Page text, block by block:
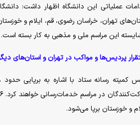
تهران، خراسان رضوی، قم، ایلام و
این مراسم ملی و مذهبی به کار بسته است.
پردیس‌ها و مواکب در تهران و استان‌های
و خوزستان برپا می‌شود.